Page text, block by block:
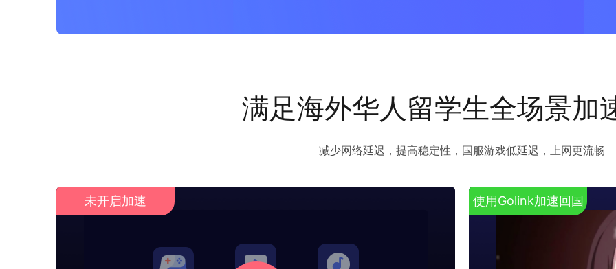
满足海外华人留学生全场景加
减少网络延迟，提高稳定性，国服游戏低延迟，上网更流畅
未开启加速 使用Golink加速回国